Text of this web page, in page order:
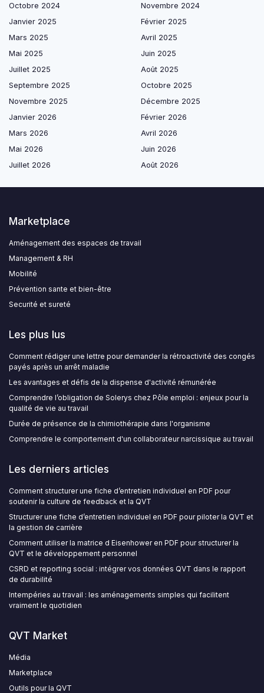
Octobre 2024
Novembre 2024
Janvier 2025
Février 2025
Mars 2025
Avril 2025
Mai 2025
Juin 2025
Juillet 2025
Août 2025
Septembre 2025
Octobre 2025
Novembre 2025
Décembre 2025
Janvier 2026
Février 2026
Mars 2026
Avril 2026
Mai 2026
Juin 2026
Juillet 2026
Août 2026
Marketplace
Aménagement des espaces de travail
Management & RH
Mobilité
Prévention sante et bien-être
Securité et sureté
Les plus lus
Comment rédiger une lettre pour demander la rétroactivité des congés
payés après un arrêt maladie
Les avantages et défis de la dispense d'activité rémunérée
Comprendre l’obligation de Solerys chez Pôle emploi : enjeux pour la
qualité de vie au travail
Durée de présence de la chimiothérapie dans l'organisme
Comprendre le comportement d'un collaborateur narcissique au travail
Les derniers articles
Comment structurer une fiche d’entretien individuel en PDF pour
soutenir la culture de feedback et la QVT
Structurer une fiche d’entretien individuel en PDF pour piloter la QVT et
la gestion de carrière
Comment utiliser la matrice d Eisenhower en PDF pour structurer la
QVT et le développement personnel
CSRD et reporting social : intégrer vos données QVT dans le rapport
de durabilité
Intempéries au travail : les aménagements simples qui facilitent
vraiment le quotidien
QVT Market
Média
Marketplace
Outils pour la QVT